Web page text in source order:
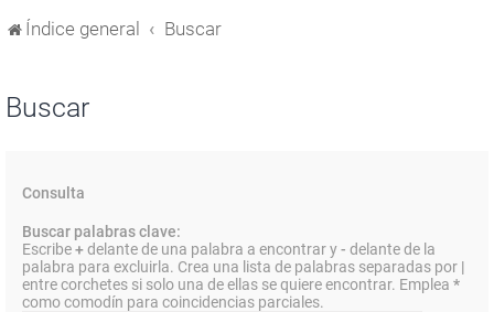
Índice general Buscar
Buscar
Consulta
Buscar palabras clave:
Escribe+delante de una palabra a encontrar y- delante de la
palabra para excluirla. Crea una lista de palabras separadas por |
entre corchetes si solo una de ellas se quiere encontrar. Emplea *
como comodín para coincidencias parciales.